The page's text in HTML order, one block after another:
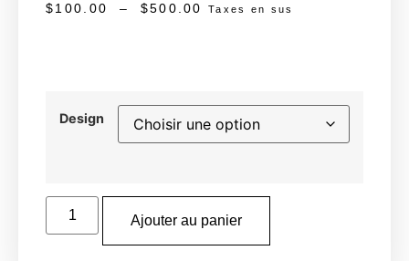
$100.00 – $500.00 Taxes en sus
Design
Ajouter au panier